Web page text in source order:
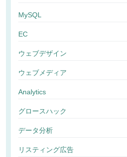
MySQL
EC
ウェブデザイン
ウェブメディア
Analytics
グロースハック
データ分析
リスティング広告